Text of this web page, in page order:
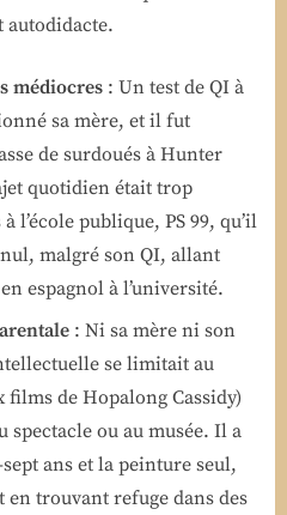
médiocres : Un test de QI à
sa mère, et il fut
de surdoués à Hunter
quotidien était trop
l’école publique, PS 99, qu’il
malgré son QI, allant
espagnol à l’université.
: Ni sa mère ni son
se limitait au
films de Hopalong Cassidy)
spectacle ou au musée. Il a
ans et la peinture seul,
en trouvant refuge dans des